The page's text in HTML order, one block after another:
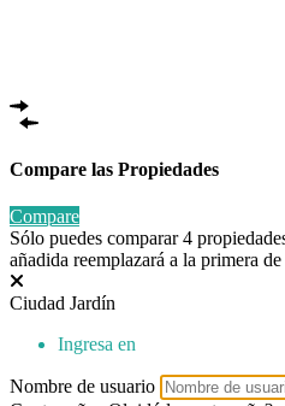
Compare las Propiedades
Compare
Sólo puedes comparar 4
añadida reemplazará a la primera
Ciudad Jardín
Ingresa en
Nombre de usuario